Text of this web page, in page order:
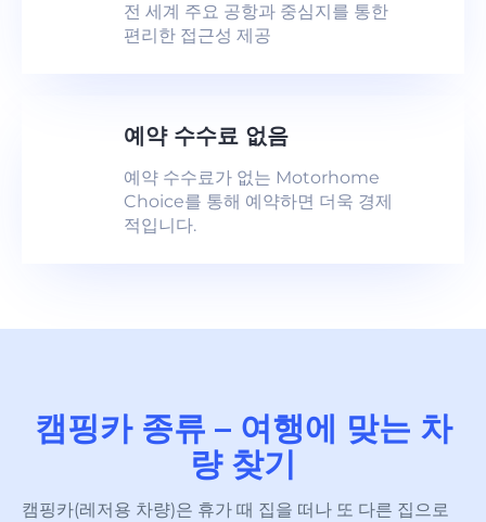
전 세계 주요 공항과 중심지를 통한
편리한 접근성 제공
예약 수수료 없음
예약 수수료가 없는 Motorhome
Choice를 통해 예약하면 더욱 경제
적입니다.
캠핑카 종류 – 여행에 맞는 차
량 찾기
캠핑카(레저용 차량)은 휴가 때 집을 떠나 또 다른 집으로